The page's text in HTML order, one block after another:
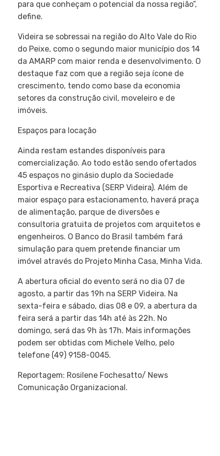
para que conheçam o potencial da nossa região”,
define.
Videira se sobressai na região do Alto Vale do Rio
do Peixe, como o segundo maior município dos 14
da AMARP com maior renda e desenvolvimento. O
destaque faz com que a região seja ícone de
crescimento, tendo como base da economia
setores da construção civil, moveleiro e de
imóveis.
Espaços para locação
Ainda restam estandes disponíveis para
comercialização. Ao todo estão sendo ofertados
45 espaços no ginásio duplo da Sociedade
Esportiva e Recreativa (SERP Videira). Além de
maior espaço para estacionamento, haverá praça
de alimentação, parque de diversões e
consultoria gratuita de projetos com arquitetos e
engenheiros. O Banco do Brasil também fará
simulação para quem pretende financiar um
imóvel através do Projeto Minha Casa, Minha Vida.
A abertura oficial do evento será no dia 07 de
agosto, a partir das 19h na SERP Videira. Na
sexta-feira e sábado, dias 08 e 09, a abertura da
feira será a partir das 14h até às 22h. No
domingo, será das 9h às 17h. Mais informações
podem ser obtidas com Michele Velho, pelo
telefone (49) 9158-0045.
Reportagem: Rosilene Fochesatto/ News
Comunicação Organizacional.